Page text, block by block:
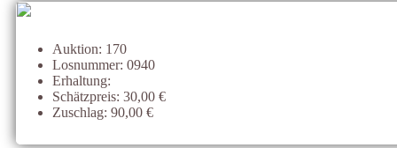
Auktion: 170
Losnummer: 0940
Erhaltung:
Schätzpreis: 30,00 €
Zuschlag: 90,00 €